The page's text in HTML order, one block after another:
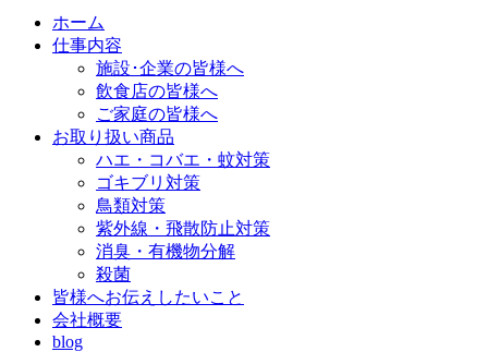
ホーム
仕事内容
施設･企業の皆様へ
飲食店の皆様へ
ご家庭の皆様へ
お取り扱い商品
ハエ・コバエ・蚊対策
ゴキブリ対策
鳥類対策
紫外線・飛散防止対策
消臭・有機物分解
殺菌
皆様へお伝えしたいこと
会社概要
blog